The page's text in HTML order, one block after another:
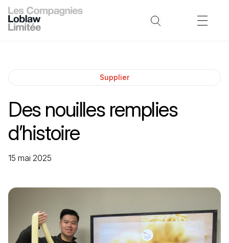
Supplier
Des nouilles remplies
d’histoire
15 mai 2025